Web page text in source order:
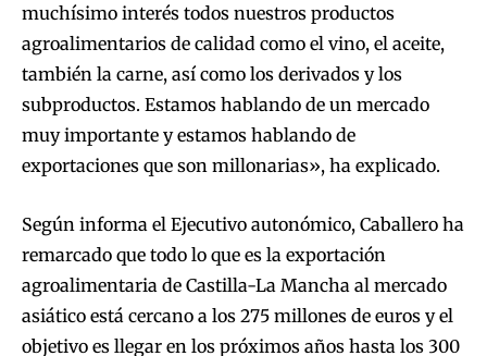
muchísimo interés todos nuestros productos
agroalimentarios de calidad como el vino, el aceite,
también la carne, así como los derivados y los
subproductos. Estamos hablando de un mercado
muy importante y estamos hablando de
exportaciones que son millonarias», ha explicado.
Según informa el Ejecutivo autonómico, Caballero ha
remarcado que todo lo que es la exportación
agroalimentaria de Castilla-La Mancha al mercado
asiático está cercano a los 275 millones de euros y el
objetivo es llegar en los próximos años hasta los 300